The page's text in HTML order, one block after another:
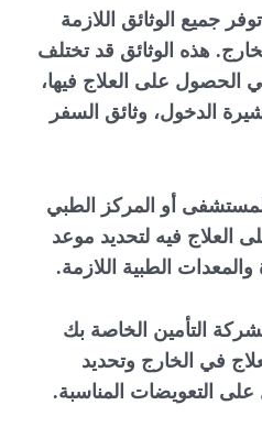
جميع الوثائق اللازمة
هذه الوثائق قد تختلف
على العلاج فيها،
الدخول، وثائق السفر
أو المركز الطبي
فيه لتحديد موعد
الطبية اللازمة.
التأمين الخاصة بك
في الخارج وتحديد
التعويضات المناسبة.